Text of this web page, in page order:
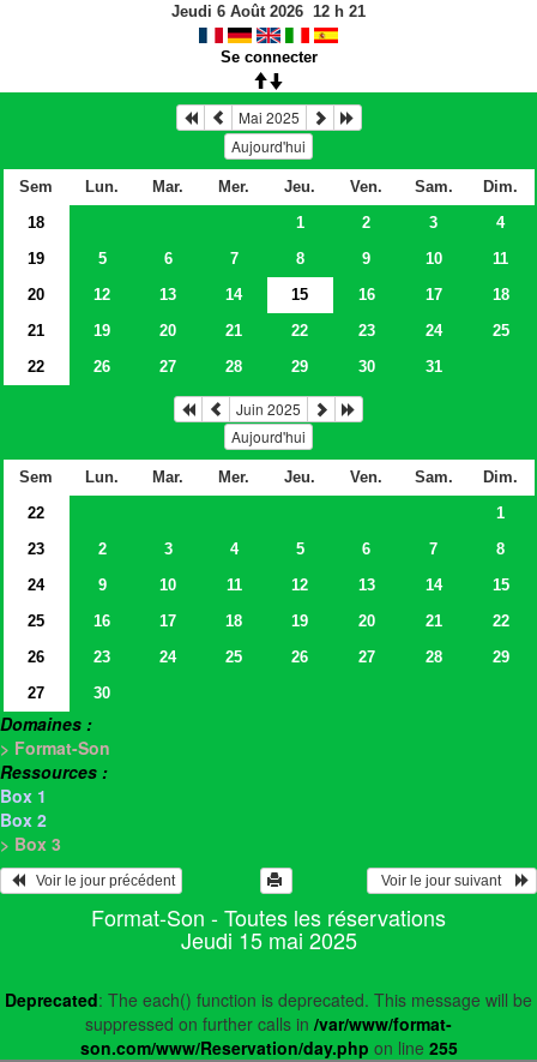
Jeudi 6 Août 2026 12 h 21
Se connecter
Mai 2025
Aujourd'hui
Sem Lun. Mar. Mer. Jeu. Ven. Sam.
Dim.
18
1 2 3
4
19
5 6 7 8 9 10
11
20
12 13 14 15 16 17
18
21
19 20 21 22 23 24
25
22
26 27 28 29 30 31
Juin 2025
Aujourd'hui
Sem Lun. Mar. Mer. Jeu. Ven. Sam.
Dim.
22
1
23
2 3 4 5 6 7
8
24
9 10 11 12 13 14
15
25
16 17 18 19 20 21
22
26
23 24 25 26 27 28
29
27
30
Domaines :
> Format-Son
Ressources :
Box 1
Box 2
> Box 3
   Voir le jour précédent
  Voir le jour suivant
Format-Son - Toutes les réservations
Jeudi 15 mai 2025
Deprecated: The each() function is deprecated. This message will be
suppressed on further calls in /var/www/format-
son.com/www/Reservation/day.php on line 255